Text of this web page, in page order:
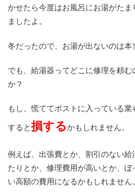
かせたら今度はお風呂にお湯がたま
ましたよ。
冬だったので、お湯が出ないのは本
でも、給湯器ってどこに修理を頼
か？
もし、慌ててポストに入っている
すると損するかもしれません。
例えば、出張費とか、割引のない給
たりとか、修理費用が高いとか、ぼ
い高額の費用になるかもしれません